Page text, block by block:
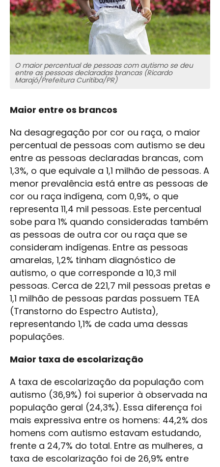
O maior percentual de pessoas com autismo se deu
entre as pessoas declaradas brancas (Ricardo
Marajó/Prefeitura Curitiba/PR)
Maior entre os brancos
Na desagregação por cor ou raça, o maior
percentual de pessoas com autismo se deu
entre as pessoas declaradas brancas, com
1,3%, o que equivale a 1,1 milhão de pessoas. A
menor prevalência está entre as pessoas de
cor ou raça indígena, com 0,9%, o que
representa 11,4 mil pessoas. Este percentual
sobe para 1% quando consideradas também
as pessoas de outra cor ou raça que se
consideram indígenas. Entre as pessoas
amarelas, 1,2% tinham diagnóstico de
autismo, o que corresponde a 10,3 mil
pessoas. Cerca de 221,7 mil pessoas pretas e
1,1 milhão de pessoas pardas possuem TEA
(Transtorno do Espectro Autista),
representando 1,1% de cada uma dessas
populações.
Maior taxa de escolarização
A taxa de escolarização da população com
autismo (36,9%) foi superior à observada na
população geral (24,3%). Essa diferença foi
mais expressiva entre os homens: 44,2% dos
homens com autismo estavam estudando,
frente a 24,7% do total. Entre as mulheres, a
taxa de escolarização foi de 26,9% entre